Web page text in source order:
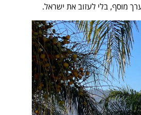
מוסף, בלי לעזוב את ישראל.